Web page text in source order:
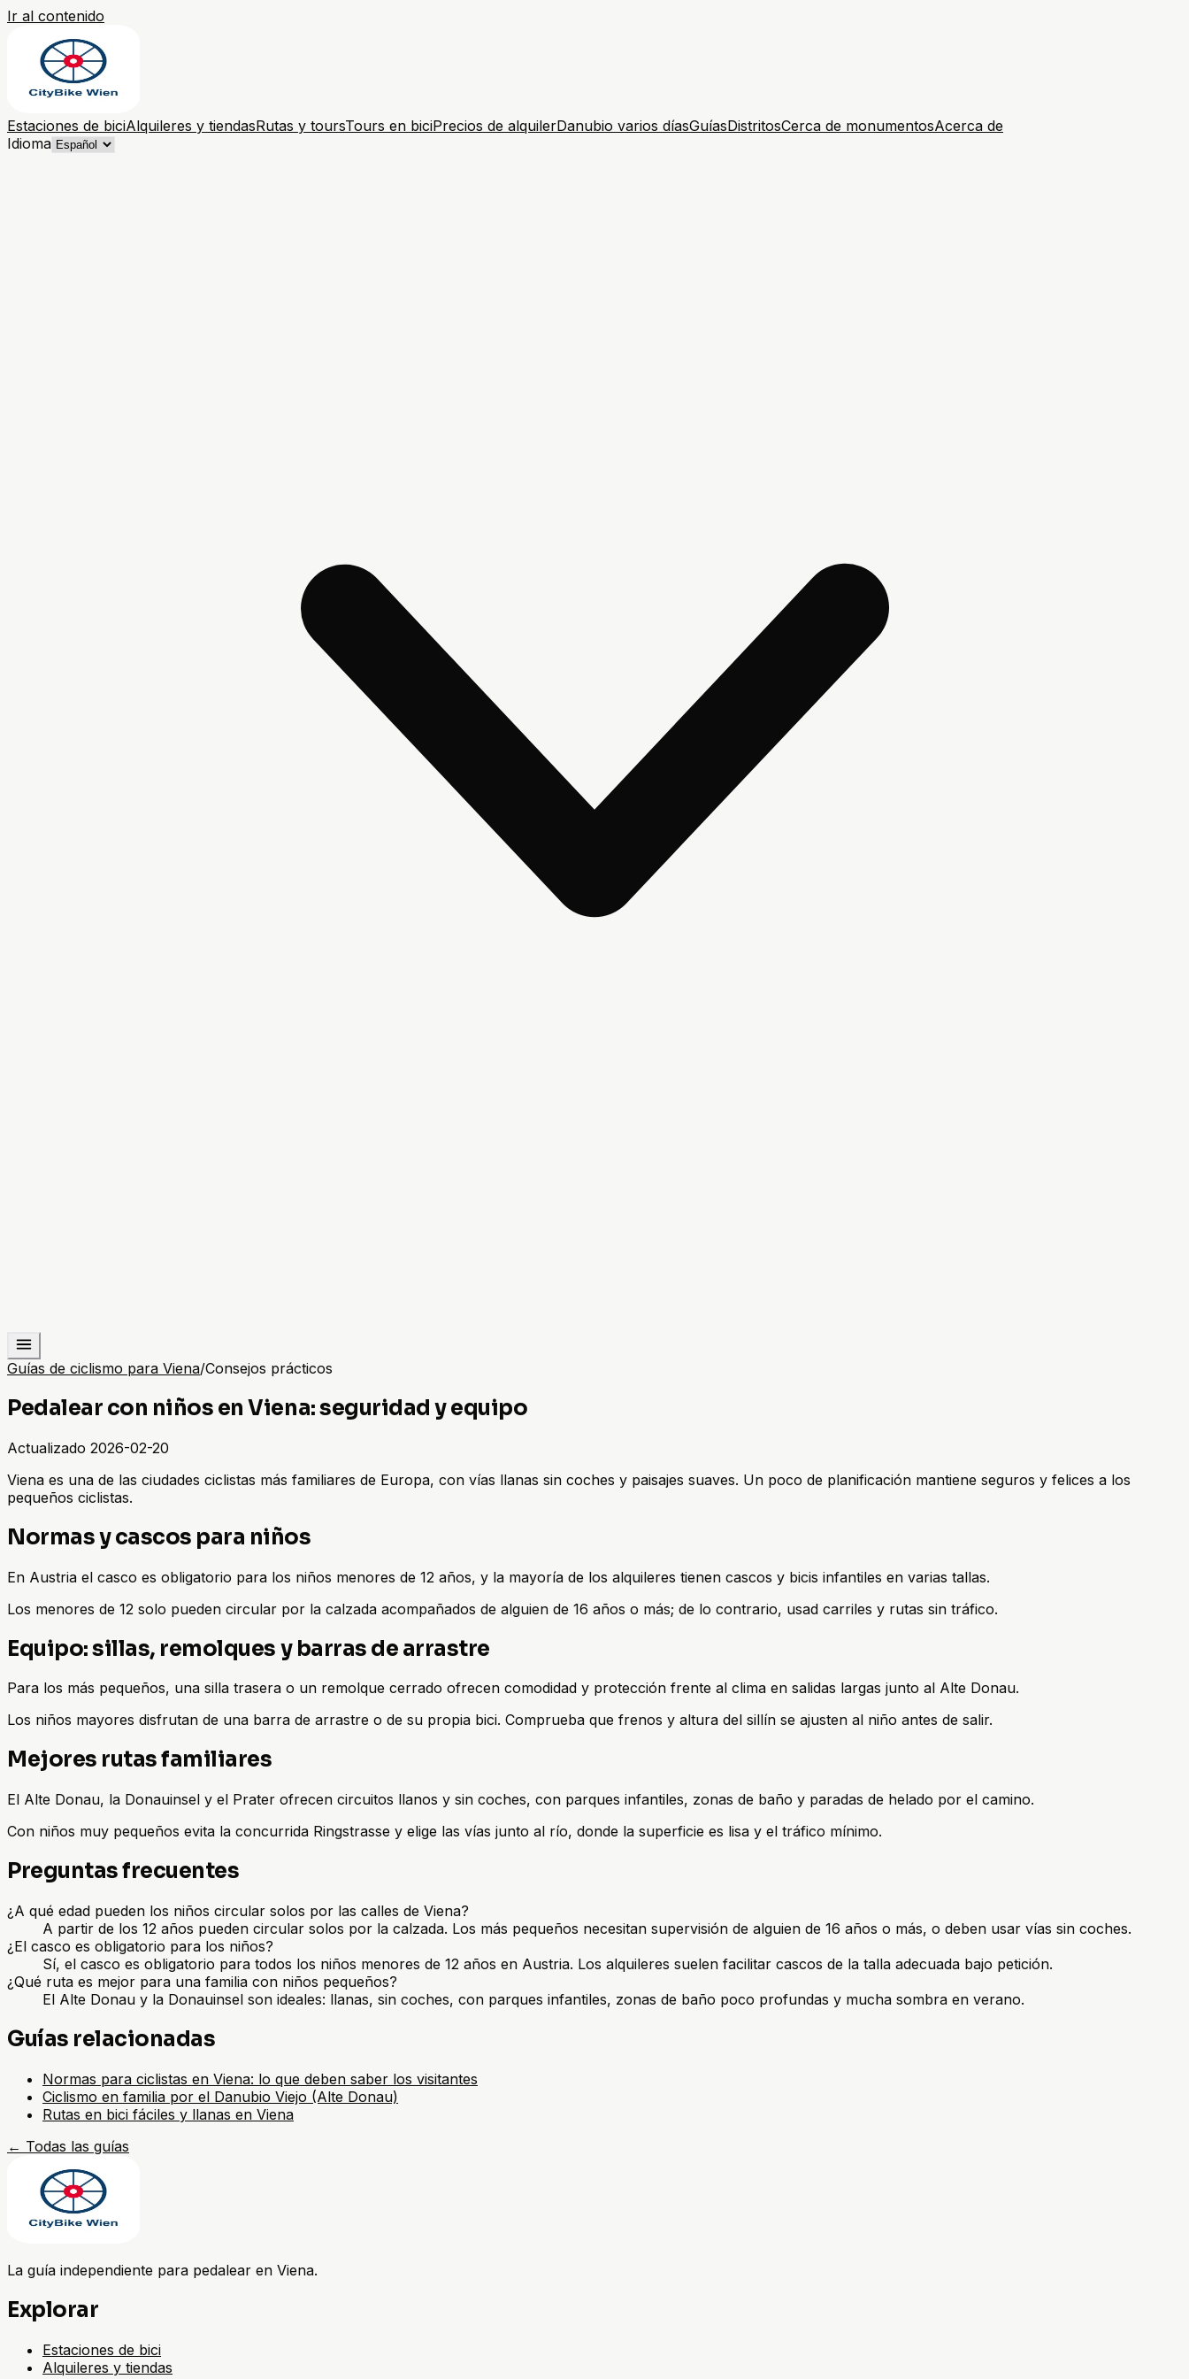
Ir al contenido
Estaciones de biciAlquileres y tiendasRutas y toursTours en biciPrecios de alquilerDanubio varios díasGuíasDistritosCerca de monumentosAcerca de
Idioma
Guías de ciclismo para Viena/Consejos prácticos
Pedalear con niños en Viena: seguridad y equipo
Actualizado 2026-02-20
Viena es una de las ciudades ciclistas más familiares de Europa, con vías llanas sin coches y paisajes suaves. Un poco de planificación mantiene seguros y felices a los
pequeños ciclistas.
Normas y cascos para niños
En Austria el casco es obligatorio para los niños menores de 12 años, y la mayoría de los alquileres tienen cascos y bicis infantiles en varias tallas.
Los menores de 12 solo pueden circular por la calzada acompañados de alguien de 16 años o más; de lo contrario, usad carriles y rutas sin tráfico.
Equipo: sillas, remolques y barras de arrastre
Para los más pequeños, una silla trasera o un remolque cerrado ofrecen comodidad y protección frente al clima en salidas largas junto al Alte Donau.
Los niños mayores disfrutan de una barra de arrastre o de su propia bici. Comprueba que frenos y altura del sillín se ajusten al niño antes de salir.
Mejores rutas familiares
El Alte Donau, la Donauinsel y el Prater ofrecen circuitos llanos y sin coches, con parques infantiles, zonas de baño y paradas de helado por el camino.
Con niños muy pequeños evita la concurrida Ringstrasse y elige las vías junto al río, donde la superficie es lisa y el tráfico mínimo.
Preguntas frecuentes
¿A qué edad pueden los niños circular solos por las calles de Viena?
A partir de los 12 años pueden circular solos por la calzada. Los más pequeños necesitan supervisión de alguien de 16 años o más, o deben usar vías sin coches.
¿El casco es obligatorio para los niños?
Sí, el casco es obligatorio para todos los niños menores de 12 años en Austria. Los alquileres suelen facilitar cascos de la talla adecuada bajo petición.
¿Qué ruta es mejor para una familia con niños pequeños?
El Alte Donau y la Donauinsel son ideales: llanas, sin coches, con parques infantiles, zonas de baño poco profundas y mucha sombra en verano.
Guías relacionadas
Normas para ciclistas en Viena: lo que deben saber los visitantes
Ciclismo en familia por el Danubio Viejo (Alte Donau)
Rutas en bici fáciles y llanas en Viena
← Todas las guías
La guía independiente para pedalear en Viena.
Explorar
Estaciones de bici
Alquileres y tiendas